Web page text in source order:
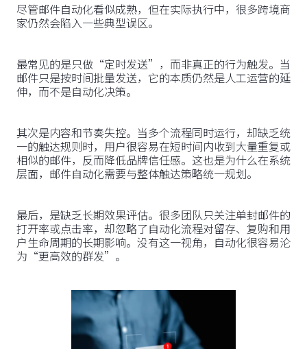
尽管邮件自动化看似成熟，但在实际执行中，很多跨境商
家仍然会陷入一些典型误区。
最常见的是只做“定时发送”，而非真正的行为触发。当
邮件只是按时间批量发送，它的本质仍然是人工运营的延
伸，而不是自动化决策。
其次是内容和节奏失控。当多个流程同时运行，却缺乏统
一的触达规则时，用户很容易在短时间内收到大量重复或
相似的邮件，反而降低品牌信任感。这也是为什么在系统
层面，邮件自动化需要与整体触达策略统一规划。
最后，是缺乏长期效果评估。很多团队只关注单封邮件的
打开率或点击率，却忽略了自动化流程对留存、复购和用
户生命周期的长期影响。没有这一视角，自动化很容易沦
为“更高效的群发”。